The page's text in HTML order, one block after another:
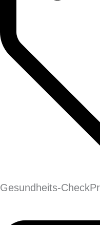
Gesundheits-Check